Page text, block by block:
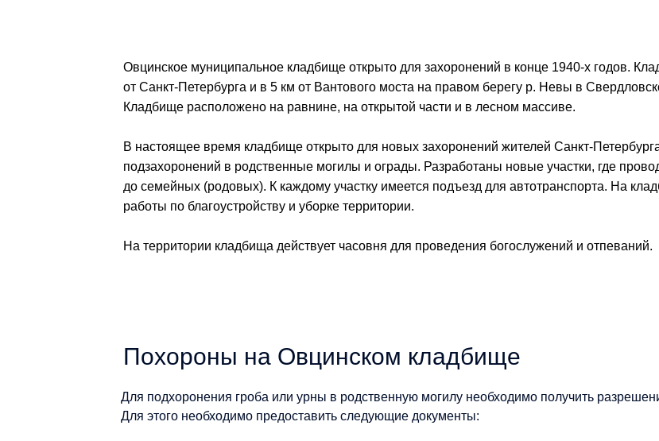
Овцинское муниципальное кладбище открыто для захоронений в конце 1940-х годов.
от Санкт-Петербурга и в 5 км от Вантового моста на правом берегу р. Невы в
Кладбище расположено на равнине, на открытой части и в лесном массиве.
В настоящее время кладбище открыто для новых захоронений жителей Санкт-
подзахоронений в родственные могилы и ограды. Разработаны новые участки, где
до семейных (родовых). К каждому участку имеется подъезд для автотранспорта. На
работы по благоустройству и уборке территории.
На территории кладбища действует часовня для проведения богослужений и отпеваний.
Похороны на Овцинском кладбище
Для подхоронения гроба или урны в родственную могилу необходимо получить
Для этого необходимо предоставить следующие документы: